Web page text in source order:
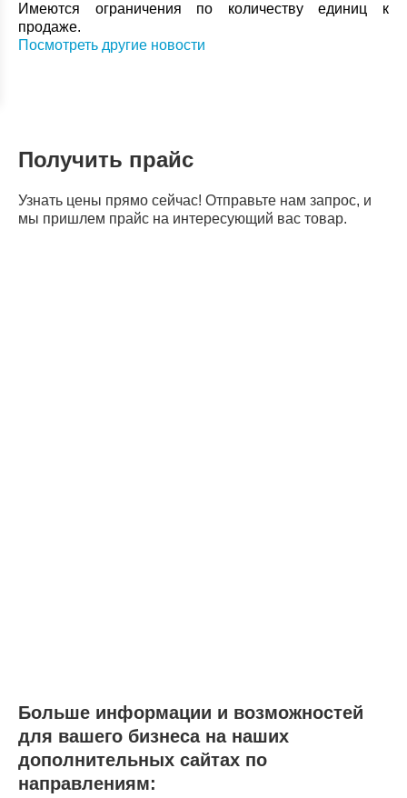
Имеются ограничения по количеству единиц к
продаже.
Посмотреть другие новости
Получить прайс
Узнать цены прямо сейчас! Отправьте нам запрос, и
мы пришлем прайс на интересующий вас товар.
Больше информации и возможностей
для вашего бизнеса на наших
дополнительных сайтах по
направлениям: